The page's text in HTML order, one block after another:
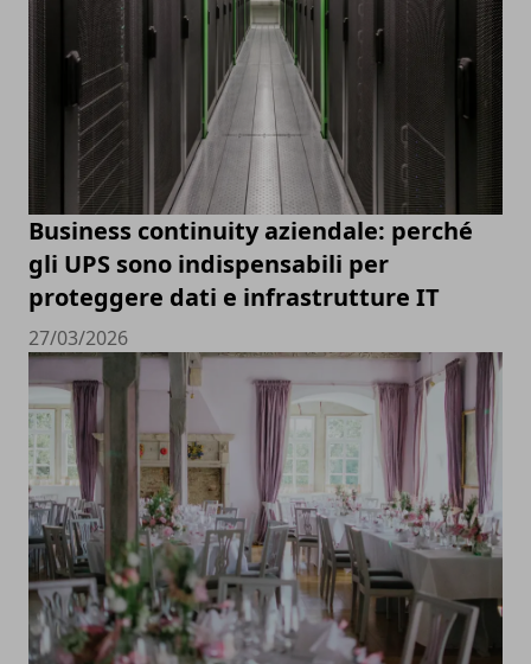
Business continuity aziendale: perché
gli UPS sono indispensabili per
proteggere dati e infrastrutture IT
27/03/2026